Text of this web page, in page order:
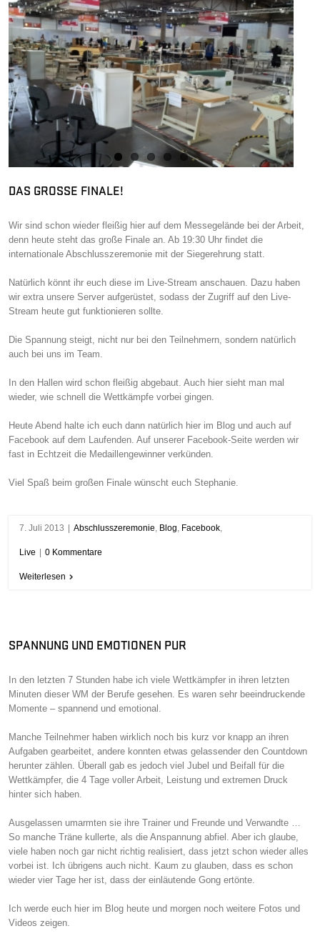
DAS GROSSE FINALE!
Wir sind schon wieder fleißig hier auf dem Messegelände bei der Arbeit,
denn heute steht das große Finale an. Ab 19:30 Uhr findet die
internationale Abschlusszeremonie mit der Siegerehrung statt.
Natürlich könnt ihr euch diese im Live-Stream anschauen. Dazu haben
wir extra unsere Server aufgerüstet, sodass der Zugriff auf den Live-
Stream heute gut funktionieren sollte.
Die Spannung steigt, nicht nur bei den Teilnehmern, sondern natürlich
auch bei uns im Team.
In den Hallen wird schon fleißig abgebaut. Auch hier sieht man mal
wieder, wie schnell die Wettkämpfe vorbei gingen.
Heute Abend halte ich euch dann natürlich hier im Blog und auch auf
Facebook auf dem Laufenden. Auf unserer Facebook-Seite werden wir
fast in Echtzeit die Medaillengewinner verkünden.
Viel Spaß beim großen Finale wünscht euch Stephanie.
7. Juli 2013 Abschlusszeremonie, Blog, Facebook,
Live 0 Kommentare
Weiterlesen
SPANNUNG UND EMOTIONEN PUR
In den letzten 7 Stunden habe ich viele Wettkämpfer in ihren letzten
Minuten dieser WM der Berufe gesehen. Es waren sehr beeindruckende
Momente – spannend und emotional.
Manche Teilnehmer haben wirklich noch bis kurz vor knapp an ihren
Aufgaben gearbeitet, andere konnten etwas gelassender den Countdown
herunter zählen. Überall gab es jedoch viel Jubel und Beifall für die
Wettkämpfer, die 4 Tage voller Arbeit, Leistung und extremen Druck
hinter sich haben.
Ausgelassen umarmten sie ihre Trainer und Freunde und Verwandte …
So manche Träne kullerte, als die Anspannung abfiel. Aber ich glaube,
viele haben noch gar nicht richtig realisiert, dass jetzt schon wieder alles
vorbei ist. Ich übrigens auch nicht. Kaum zu glauben, dass es schon
wieder vier Tage her ist, dass der einläutende Gong ertönte.
Ich werde euch hier im Blog heute und morgen noch weitere Fotos und
Videos zeigen.